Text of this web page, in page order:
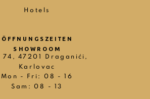
ÖFFNUNGSZEITEN
SHOWROOM
74, 47201 Draganići,
Karlovac
Mon - Fri: 08 - 16
Sam: 08 - 13
Hotels